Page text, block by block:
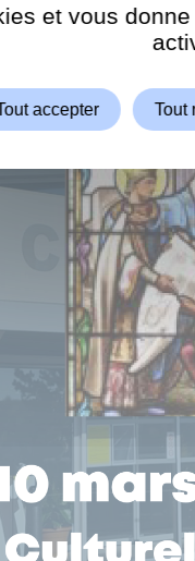
et vous
accepter Tout